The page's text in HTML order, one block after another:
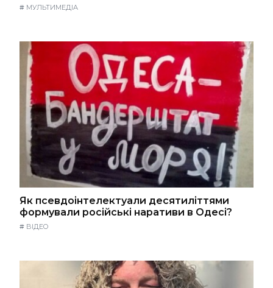
# МУЛЬТИМЕДІА
Як псевдоінтелектуали десятиліттями
формували російські наративи в Одесі?
# ВІДЕО